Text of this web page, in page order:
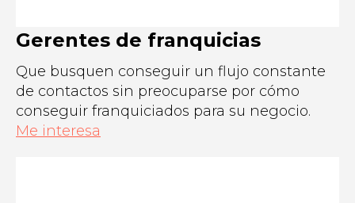
Gerentes de franquicias
Que busquen conseguir un flujo constante
de contactos sin preocuparse por cómo
conseguir franquiciados para su negocio.
Me interesa